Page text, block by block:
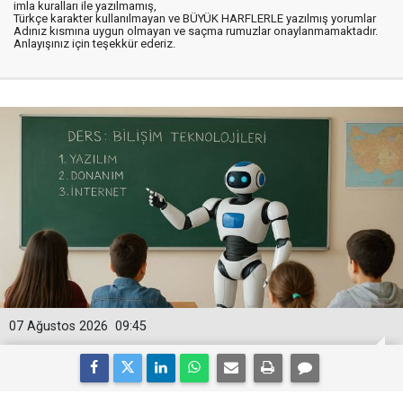
imla kuralları ile yazılmamış,
Türkçe karakter kullanılmayan ve BÜYÜK HARFLERLE yazılmış yorumlar
Adınız kısmına uygun olmayan ve saçma rumuzlar onaylanmamaktadır.
Anlayışınız için teşekkür ederiz.
09:45
07 Ağustos 2026